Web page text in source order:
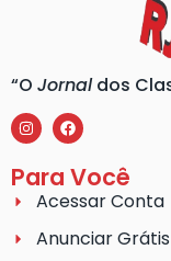
“O Jornaldos
Para Você
Acessar Conta
Anunciar Grátis